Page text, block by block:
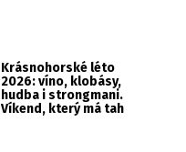
Krásnohorské léto
2026: víno, klobásy,
hudba i strongmani.
Víkend, který má tah